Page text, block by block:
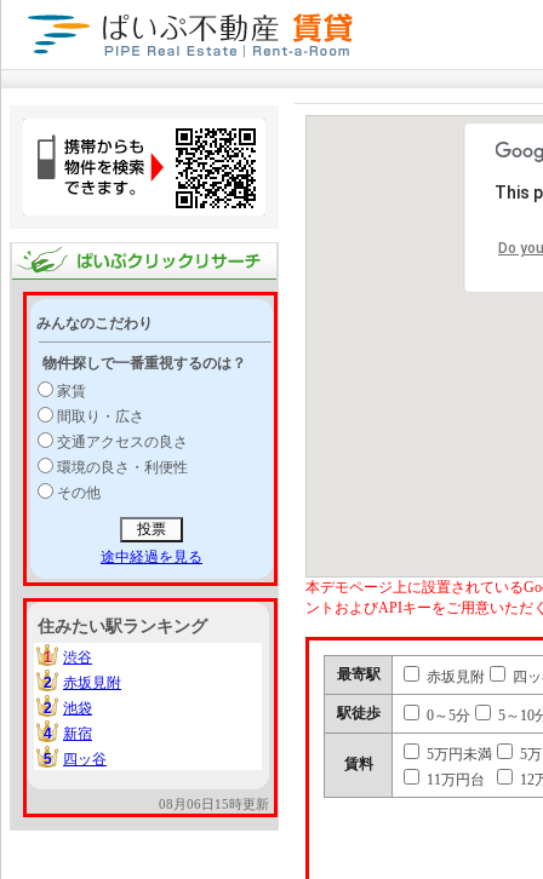
みんなのこだわり
物件探しで一番重視するのは？
家賃
間取り・広さ
交通アクセスの良さ
環境の良さ・利便性
その他
途中経過を見る
住みたい駅ランキング
1
1
渋谷
2
2
赤坂見附
2
2
池袋
4
4
新宿
5
5 四ッ谷
08月06日15時更新
This
Do
本デモページ上に設置されている
ントおよびAPIキーをご用意いただ
最寄駅 赤坂見附 四
駅徒歩 0～5分 5～10
賃料
5万円未満
5
11万円台
12